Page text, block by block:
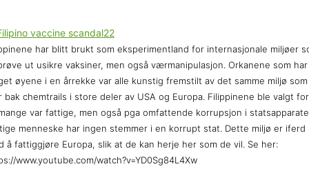
har blitt brukt som eksperimentland for internasjonale miljøer
ut usikre vaksiner, men også værmanipulasjon. Orkanene som har
øyene i en årrekke var alle kunstig fremstilt av det samme miljø som
bak chemtrails i store deler av USA og Europa. Filippinene ble valgt
var fattige, men også pga omfattende korrupsjon i
menneske har ingen stemmer i en korrupt stat. Dette miljø er iferd
å fattiggjøre Europa, slik at de kan herje her som de vil. Se her:
www.youtube.com/watch?v=YD0Sg84L4Xw